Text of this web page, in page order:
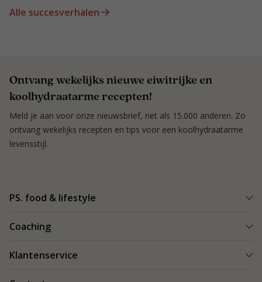
Alle succesverhalen
Ontvang wekelijks nieuwe eiwitrijke en
koolhydraatarme recepten!
Meld je aan voor onze nieuwsbrief, net als 15.000 anderen. Zo
ontvang wekelijks recepten en tips voor een koolhydraatarme
levensstijl.
PS. food & lifestyle
Re-boost pakket
Coaching
Klantenservice